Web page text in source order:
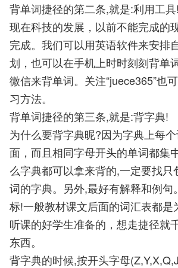
背单词捷径的第二条,就是:利用工具!
现在科技的发展，以前不能完成的
完成。我们可以用英语软件来安排
划，也可以在手机上时时刻刻背单
微信来背单词。关注“juece365”也
习方法。
背单词捷径的第三条,就是:背字典!
为什么要背字典昵?因为字典上每
面，而且相同字母开头的单词都集
么字典都可以拿来背的,一定要找只
词的字典。另外,最好有解释和例句
标!一般教材课文后面的词汇表都是
听课的好学生准备的，想走捷径就
东西。
背字典的时候,按开头字母